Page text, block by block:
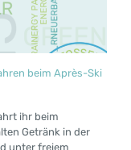
beim Après-Ski
ihr beim
Getränk in der
unter freiem